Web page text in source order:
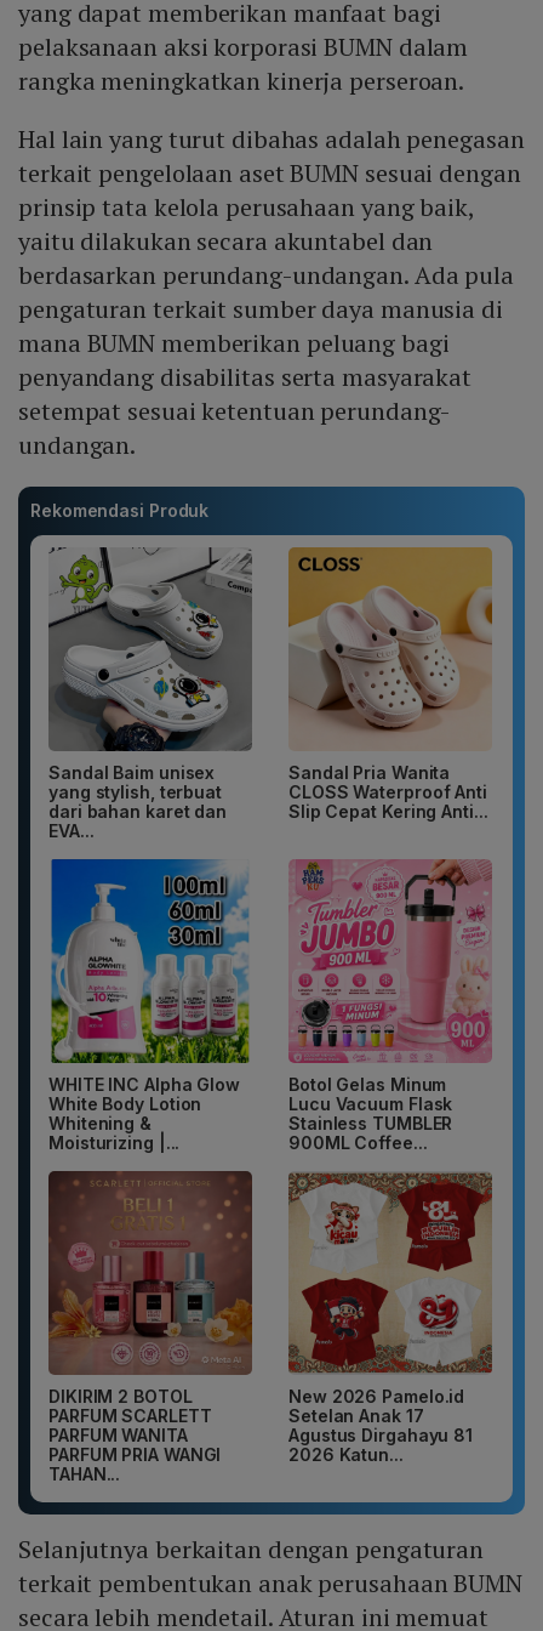
yang dapat memberikan manfaat bagi
pelaksanaan aksi korporasi BUMN dalam
rangka meningkatkan kinerja perseroan.
Hal lain yang turut dibahas adalah penegasan
terkait pengelolaan aset BUMN sesuai dengan
prinsip tata kelola perusahaan yang baik,
yaitu dilakukan secara akuntabel dan
berdasarkan perundang-undangan. Ada pula
pengaturan terkait sumber daya manusia di
mana BUMN memberikan peluang bagi
penyandang disabilitas serta masyarakat
setempat sesuai ketentuan perundang-
undangan.
Rekomendasi Produk
Sandal Baim unisex
yang stylish, terbuat
dari bahan karet dan
EVA...
Sandal Pria Wanita
CLOSS Waterproof Anti
Slip Cepat Kering Anti...
WHITE INC Alpha Glow
White Body Lotion
Whitening &
Moisturizing |...
Botol Gelas Minum
Lucu Vacuum Flask
Stainless TUMBLER
900ML Coffee...
DIKIRIM 2 BOTOL
PARFUM SCARLETT
PARFUM WANITA
PARFUM PRIA WANGI
TAHAN...
New 2026 Pamelo.id
Setelan Anak 17
Agustus Dirgahayu 81
2026 Katun...
Selanjutnya berkaitan dengan pengaturan
terkait pembentukan anak perusahaan BUMN
secara lebih mendetail. Aturan ini memuat